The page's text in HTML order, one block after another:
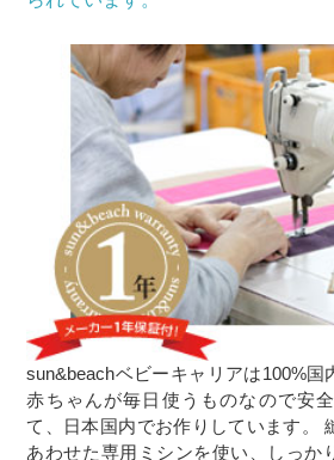
sun&beachベビーキャリアは100%国
赤ちゃんが毎日使うものなので安
て、日本国内でお作りしています。
あわせた専用ミシンを使い、しっか